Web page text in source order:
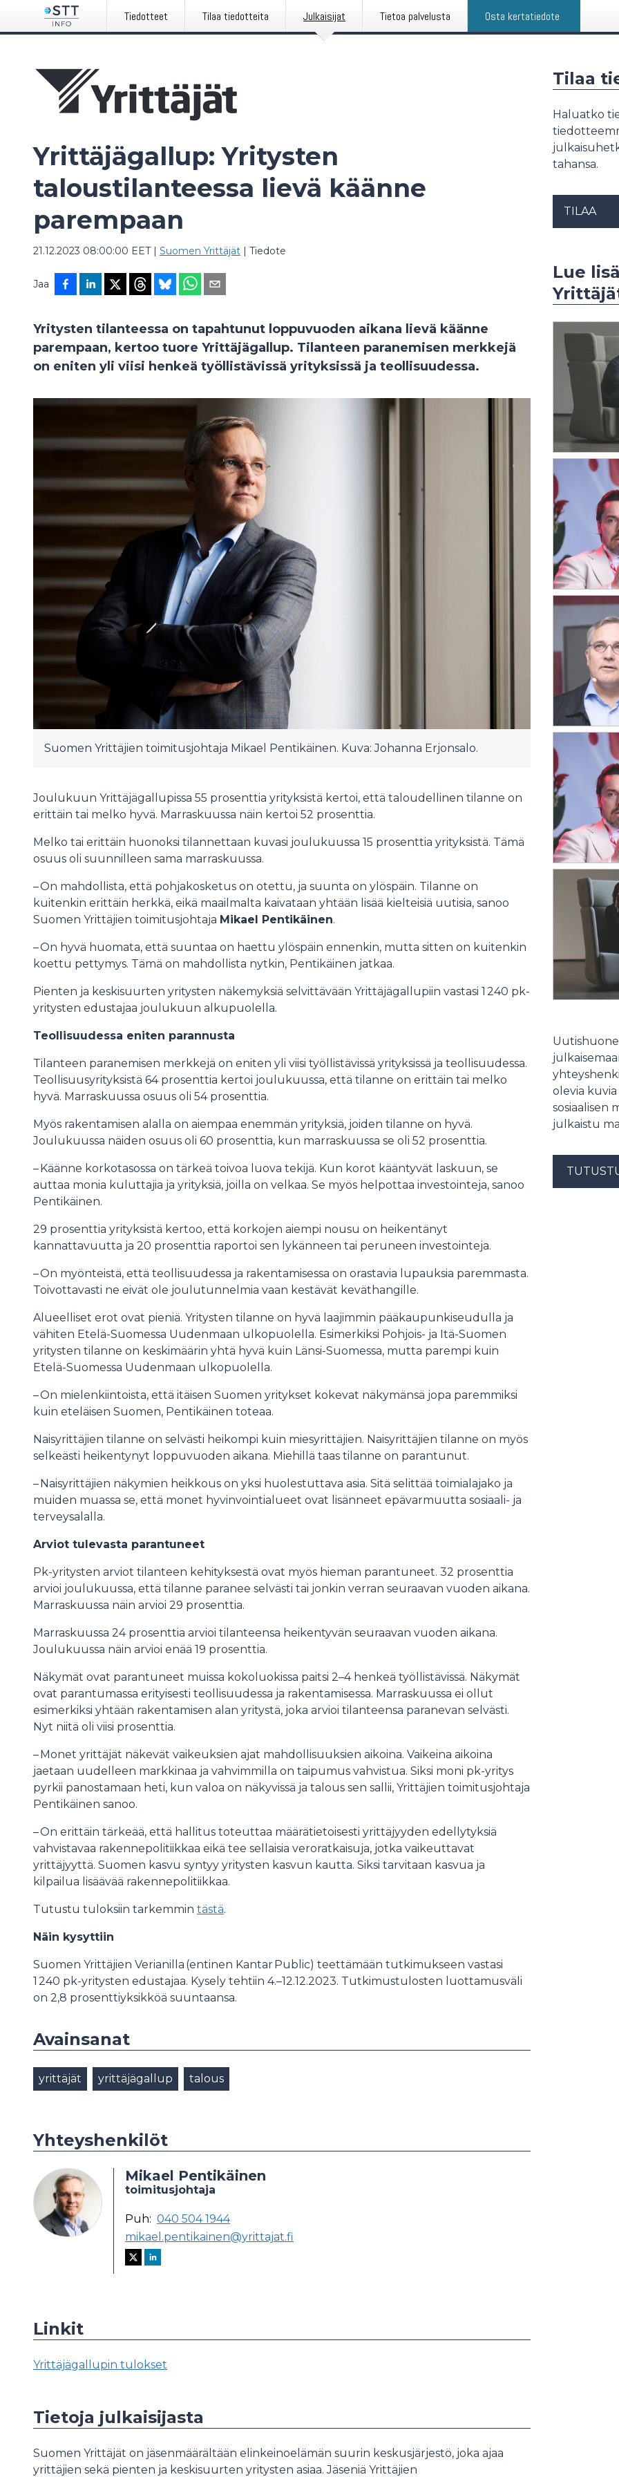
Tiedotteet Tilaa tiedotteita Julkaisijat Tietoa palvelusta Osta kertatiedote
Yrittäjägallup: Yritysten
taloustilanteessa lievä käänne
parempaan
21.12.2023 08:00:00 EET| Suomen Yrittäjät | Tiedote
Jaa
Yritysten tilanteessa on tapahtunut loppuvuoden aikana lievä käänne
parempaan, kertoo tuore Yrittäjägallup. Tilanteen paranemisen merkkejä
on eniten yli viisi henkeä työllistävissä yrityksissä ja teollisuudessa.
Suomen Yrittäjien toimitusjohtaja Mikael Pentikäinen. Kuva: Johanna Erjonsalo.
Joulukuun Yrittäjägallupissa 55 prosenttia yrityksistä kertoi, että taloudellinen tilanne on
erittäin tai melko hyvä. Marraskuussa näin kertoi 52 prosenttia.
Melko tai erittäin huonoksi tilannettaan kuvasi joulukuussa 15 prosenttia yrityksistä. Tämä
osuus oli suunnilleen sama marraskuussa.
– On mahdollista, että pohjakosketus on otettu, ja suunta on ylöspäin. Tilanne on
kuitenkin erittäin herkkä, eikä maailmalta kaivataan yhtään lisää kielteisiä uutisia, sanoo
Suomen Yrittäjien toimitusjohtaja Mikael Pentikäinen.
– On hyvä huomata, että suuntaa on haettu ylöspäin ennenkin, mutta sitten on kuitenkin
koettu pettymys. Tämä on mahdollista nytkin, Pentikäinen jatkaa.
Pienten ja keskisuurten yritysten näkemyksiä selvittävään Yrittäjägallupiin vastasi 1 240 pk-
yritysten edustajaa joulukuun alkupuolella.
Teollisuudessa eniten parannusta
Tilanteen paranemisen merkkejä on eniten yli viisi työllistävissä yrityksissä ja teollisuudessa.
Teollisuusyrityksistä 64 prosenttia kertoi joulukuussa, että tilanne on erittäin tai melko
hyvä. Marraskuussa osuus oli 54 prosenttia.
Myös rakentamisen alalla on aiempaa enemmän yrityksiä, joiden tilanne on hyvä.
Joulukuussa näiden osuus oli 60 prosenttia, kun marraskuussa se oli 52 prosenttia.
– Käänne korkotasossa on tärkeä toivoa luova tekijä. Kun korot kääntyvät laskuun, se
auttaa monia kuluttajia ja yrityksiä, joilla on velkaa. Se myös helpottaa investointeja, sanoo
Pentikäinen.
29 prosenttia yrityksistä kertoo, että korkojen aiempi nousu on heikentänyt
kannattavuutta ja 20 prosenttia raportoi sen lykänneen tai peruneen investointeja.
– On myönteistä, että teollisuudessa ja rakentamisessa on orastavia lupauksia paremmasta.
Toivottavasti ne eivät ole joulutunnelmia vaan kestävät keväthangille.
Alueelliset erot ovat pieniä. Yritysten tilanne on hyvä laajimmin pääkaupunkiseudulla ja
vähiten Etelä-Suomessa Uudenmaan ulkopuolella. Esimerkiksi Pohjois- ja Itä-Suomen
yritysten tilanne on keskimäärin yhtä hyvä kuin Länsi-Suomessa, mutta parempi kuin
Etelä-Suomessa Uudenmaan ulkopuolella.
– On mielenkiintoista, että itäisen Suomen yritykset kokevat näkymänsä jopa paremmiksi
kuin eteläisen Suomen, Pentikäinen toteaa.
Naisyrittäjien tilanne on selvästi heikompi kuin miesyrittäjien. Naisyrittäjien tilanne on myös
selkeästi heikentynyt loppuvuoden aikana. Miehillä taas tilanne on parantunut.
– Naisyrittäjien näkymien heikkous on yksi huolestuttava asia. Sitä selittää toimialajako ja
muiden muassa se, että monet hyvinvointialueet ovat lisänneet epävarmuutta sosiaali- ja
terveysalalla.
Arviot tulevasta parantuneet
Pk-yritysten arviot tilanteen kehityksestä ovat myös hieman parantuneet. 32 prosenttia
arvioi joulukuussa, että tilanne paranee selvästi tai jonkin verran seuraavan vuoden aikana.
Marraskuussa näin arvioi 29 prosenttia.
Marraskuussa 24 prosenttia arvioi tilanteensa heikentyvän seuraavan vuoden aikana.
Joulukuussa näin arvioi enää 19 prosenttia.
Näkymät ovat parantuneet muissa kokoluokissa paitsi 2–4 henkeä työllistävissä. Näkymät
ovat parantumassa erityisesti teollisuudessa ja rakentamisessa. Marraskuussa ei ollut
esimerkiksi yhtään rakentamisen alan yritystä, joka arvioi tilanteensa paranevan selvästi.
Nyt niitä oli viisi prosenttia.
– Monet yrittäjät näkevät vaikeuksien ajat mahdollisuuksien aikoina. Vaikeina aikoina
jaetaan uudelleen markkinaa ja vahvimmilla on taipumus vahvistua. Siksi moni pk-yritys
pyrkii panostamaan heti, kun valoa on näkyvissä ja talous sen sallii, Yrittäjien toimitusjohtaja
Pentikäinen sanoo.
– On erittäin tärkeää, että hallitus toteuttaa määrätietoisesti yrittäjyyden edellytyksiä
vahvistavaa rakennepolitiikkaa eikä tee sellaisia veroratkaisuja, jotka vaikeuttavat
yrittäjyyttä. Suomen kasvu syntyy yritysten kasvun kautta. Siksi tarvitaan kasvua ja
kilpailua lisäävää rakennepolitiikkaa.
Tutustu tuloksiin tarkemmin tästä.
Näin kysyttiin
Suomen Yrittäjien Verianilla (entinen Kantar Public) teettämään tutkimukseen vastasi
1 240 pk-yritysten edustajaa. Kysely tehtiin 4.–12.12.2023. Tutkimustulosten luottamusväli
on 2,8 prosenttiyksikköä suuntaansa.
Avainsanat
yrittäjät yrittäjägallup talous
Yhteyshenkilöt
Mikael Pentikäinen
toimitusjohtaja
Puh: 040 504 1944
mikael.pentikainen@yrittajat.fi
Linkit
Yrittäjägallupin tulokset
Tietoja julkaisijasta
Suomen Yrittäjät on jäsenmäärältään elinkeinoelämän suurin keskusjärjestö, joka ajaa
yrittäjien sekä pienten ja keskisuurten yritysten asiaa. Jäseniä Yrittäjien
Tilaa
Haluatko
tahansa.
TILAA
Lue
olevia
sosiaalisen
julkaistu